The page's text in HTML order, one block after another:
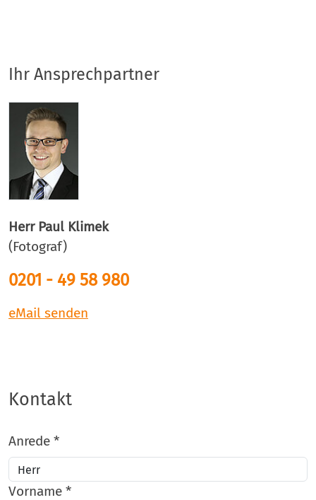
Ihr Ansprechpartner
Herr Paul Klimek
(Fotograf)
0201 - 49 58 980
eMail senden
Kontakt
Anrede *
Vorname *